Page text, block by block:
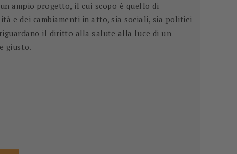
ampio progetto, il cui scopo è quello di
e dei cambiamenti in atto, sia sociali, sia politici
il diritto alla salute alla luce di un
giusto.